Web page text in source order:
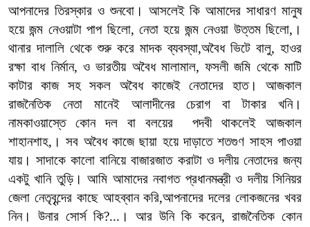
আপনাদের তিরস্কার ও শুনবো। আসলেই কি আমাদের সাধারণ মানুষ
হয়ে জন্ম নেওয়াটা পাপ ছিলো, নেতা হয়ে জন্ম নেওয়া উত্তম ছিলো,।
থানার দালালি থেকে শুরু করে মাদক ব্যবস্যা,অবৈধ ভিটে বালু, হাওর
রক্ষা বাধ নির্মান, ও ভারতীয় অবৈধ মালামাল, ফসলী জমি থেকে মাটি
কাটার কাজ সহ সকল অবৈধ কাজেই নেতাদের হাত। আজকাল
রাজনৈতিক নেতা মানেই আলাদীনের চেরাগ বা টাকার খনি।
নামকাওয়াস্তে কোন দল বা বলয়ের পদবী থাকলেই আজকাল
শাহানশাহ,। সব অবৈধ কাজে ছায়া হয়ে দাড়াতে শতগুণ সাহস পাওয়া
যায়। সাদাকে কালো বানিয়ে বাজারজাত করাটা ও দলীয় নেতাদের জন্য
একটু খানি তুড়ি। আমি আমাদের নবাগত প্রধানমন্ত্রী ও দলীয় সিনিয়র
জেলা নেতৃবৃন্দের কাছে আহব্বান করি,আপনাদের দলের লোকজনের খবর
নিন। উনার সোর্স কি?...। আর উনি কি করেন, রাজনৈতিক কোন